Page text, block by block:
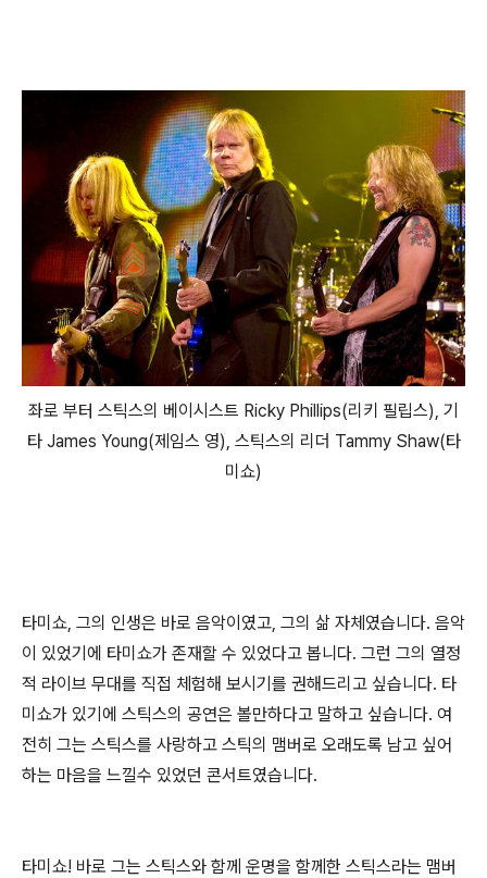
좌로 부터 스틱스의 베이시스트 Ricky Phillips(리키 필립스), 기
타 James Young(제임스 영), 스틱스의 리더 Tammy Shaw(타
미쇼)
타미쇼, 그의 인생은 바로 음악이였고, 그의 삶 자체였습니다. 음악
이 있었기에 타미쇼가 존재할 수 있었다고 봅니다. 그런 그의 열정
적 라이브 무대를 직접 체험해 보시기를 권해드리고 싶습니다. 타
미쇼가 있기에 스틱스의 공연은 볼만하다고 말하고 싶습니다. 여
전히 그는 스틱스를 사랑하고 스틱의 맴버로 오래도록 남고 싶어
하는 마음을 느낄수 있었던 콘서트였습니다.
타미쇼! 바로 그는 스틱스와 함께 운명을 함께한 스틱스라는 맴버